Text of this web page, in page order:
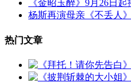
《金昭玉醉》9月26日
杨斯再演母亲《不丢人
热门文章